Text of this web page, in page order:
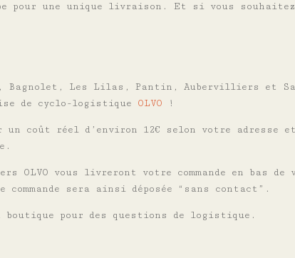
pour une unique livraison.Et si vous
Les Lilas, Pantin, Aubervilliers et
de cyclo-logistique OLVO !
un coût réel d’environ 12€ selon votre adresse
vous livreront votre commande en bas de
sera ainsi déposée “sans contact”.
boutique pour des questions de logistique.